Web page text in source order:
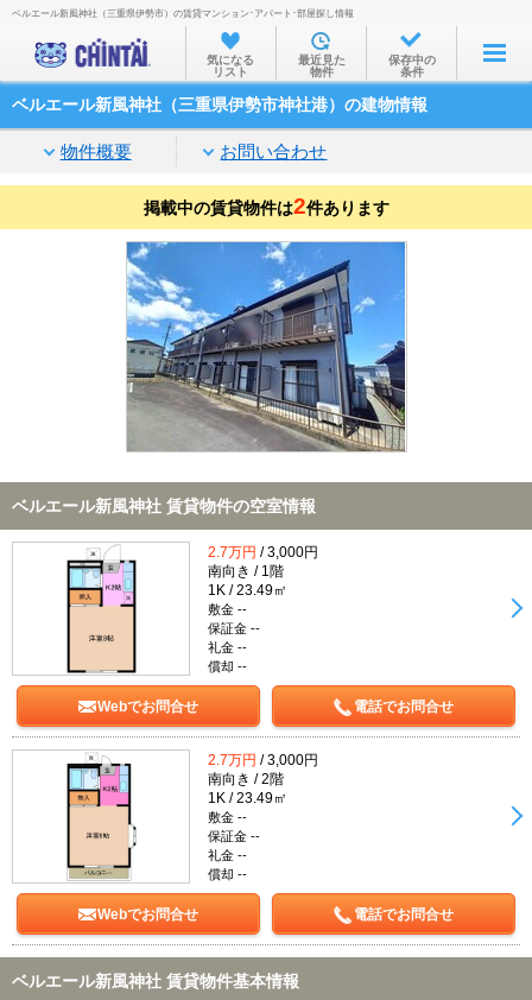
お部屋を探す
沿線・駅から
家賃相場から
通勤通学時間から
物件特集から
不動産会社から
TOP
ベルエール新風神社（三重県伊勢市）の賃貸マンション･アパート･部屋探し情報
気になる
リスト
最近見た
物件
保存中の
条件
ベルエール新風神社（三重県伊勢市神社港）の建物情報
物件概要 お問い合わせ
掲載中の賃貸物件は2件あります
ベルエール新風神社 賃貸物件の空室情報
2.7万円 / 3,000円
南向き / 1階
1K / 23.49㎡
敷金 --
保証金 --
礼金 --
償却 --
Webでお問合せ 電話でお問合せ
2.7万円 / 3,000円
南向き / 2階
1K / 23.49㎡
敷金 --
保証金 --
礼金 --
償却 --
Webでお問合せ 電話でお問合せ
ベルエール新風神社 賃貸物件基本情報